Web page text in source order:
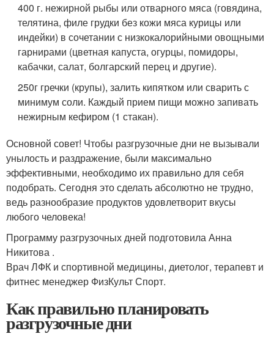
400 г. нежирной рыбы или отварного мяса (говядина,
телятина, филе грудки без кожи мяса курицы или
индейки) в сочетании с низкокалорийными овощными
гарнирами (цветная капуста, огурцы, помидоры,
кабачки, салат, болгарский перец и другие).
250г гречки (крупы), залить кипятком или сварить с
минимум соли. Каждый прием пищи можно запивать
нежирным кефиром (1 стакан).
Основной совет! Чтобы разгрузочные дни не вызывали
унылость и раздражение, были максимально
эффективными, необходимо их правильно для себя
подобрать. Сегодня это сделать абсолютно не трудно,
ведь разнообразие продуктов удовлетворит вкусы
любого человека!
Программу разгрузочных дней подготовила Анна
Никитова .
Врач ЛФК и спортивной медицины, диетолог, терапевт и
фитнес менеджер ФизКульт Спорт.
Как правильно планировать
разгрузочные дни